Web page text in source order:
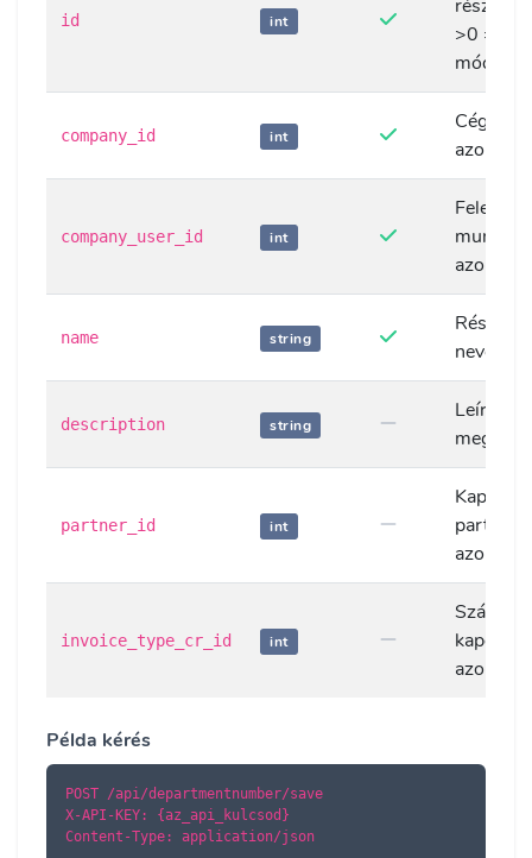
id int
>0 =
company_id int
Cég
company_user_id int
Felelős
name string
neve
description string
Leírás,
partner_id int
Kapcsolt
partner
invoice_type_cr_id int
Példa kérés
POST /api/departmentnumber/save
X-API-KEY: {az_api_kulcsod}
Content-Type: application/json